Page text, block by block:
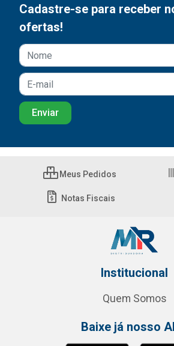
Cadastre-se para receber
ofertas!
Meus Pedidos
Notas Fiscais
Institucional
Quem Somos
Baixe já nosso